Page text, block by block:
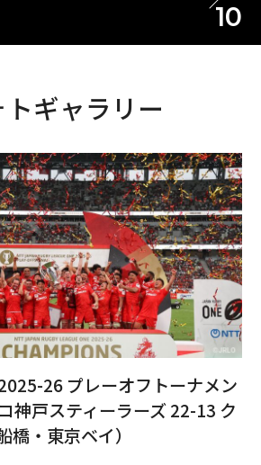
10
トギャラリー
26 プレーオフトーナメン
神戸スティーラーズ 22-13 ク
橋・東京ベイ）